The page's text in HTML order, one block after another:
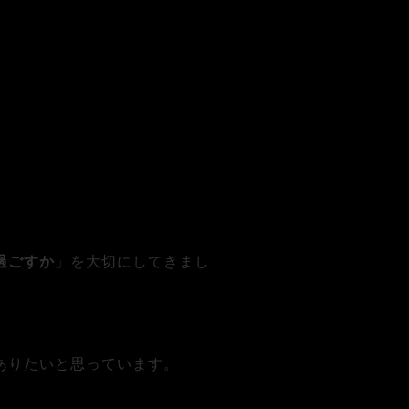
ごすか 」を大切にしてきまし
たいと思っています。